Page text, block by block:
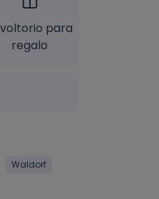
para
regalo
Waldorf